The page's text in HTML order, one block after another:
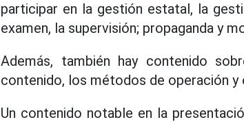
participar en la gestión estatal, la
examen, la supervisión; propaganda y
Además, también hay contenido
contenido, los métodos de operación y
Un contenido notable en la